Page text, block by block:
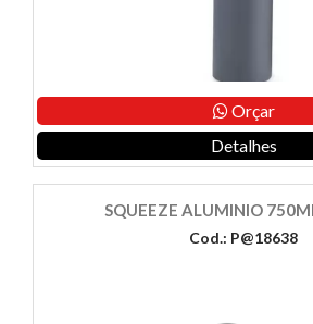
Orçar
Detalhes
SQUEEZE ALUMINIO
Cod.: P@18638